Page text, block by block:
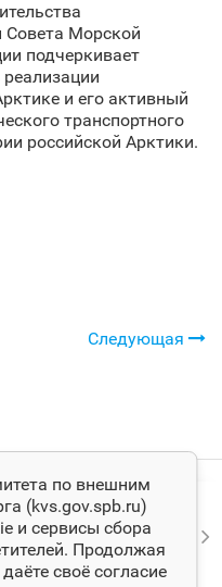
Совета Морской
подчеркивает
и его активный
транспортного
российской Арктики.
Следующая
по внешним
(kvs.gov.spb.ru)
и сервисы сбора
Продолжая
своё согласие